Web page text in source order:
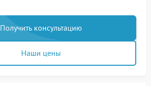
Получить консультацию
Наши цены